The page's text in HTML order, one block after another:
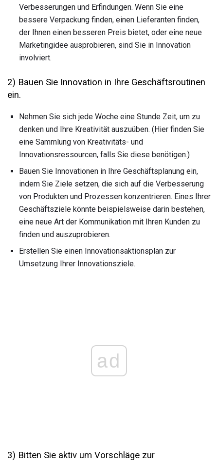
Verbesserungen und Erfindungen. Wenn Sie eine
bessere Verpackung finden, einen Lieferanten finden,
der Ihnen einen besseren Preis bietet, oder eine neue
Marketingidee ausprobieren, sind Sie in Innovation
involviert.
2) Bauen Sie Innovation in Ihre Geschäftsroutinen
ein.
Nehmen Sie sich jede Woche eine Stunde Zeit, um zu
denken und Ihre Kreativität auszuüben. (Hier finden Sie
eine Sammlung von Kreativitäts- und
Innovationsressourcen, falls Sie diese benötigen.)
Bauen Sie Innovationen in Ihre Geschäftsplanung ein,
indem Sie Ziele setzen, die sich auf die Verbesserung
von Produkten und Prozessen konzentrieren. Eines Ihrer
Geschäftsziele könnte beispielsweise darin bestehen,
eine neue Art der Kommunikation mit Ihren Kunden zu
finden und auszuprobieren.
Erstellen Sie einen Innovationsaktionsplan zur
Umsetzung Ihrer Innovationsziele.
ad
3) Bitten Sie aktiv um Vorschläge zur